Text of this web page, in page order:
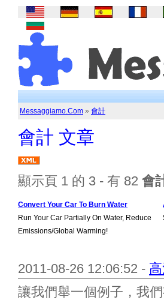
Messaggiamo.Com » 會計
會計 文章
顯示頁 1 的 3 - 有 82 會
Convert Your Car To Burn Water
Run Your Car Partially On Water, Reduce
Emissions/Global Warming!
2011-08-26 12:06:52 -
讓我們舉一個例子，我